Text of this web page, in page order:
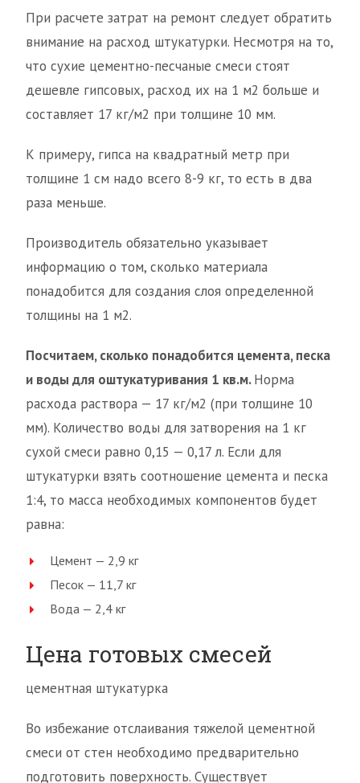
При расчете затрат на ремонт следует обратить
внимание на расход штукатурки. Несмотря на то,
что сухие цементно-песчаные смеси стоят
дешевле гипсовых, расход их на 1 м2 больше и
составляет 17 кг/м2 при толщине 10 мм.
К примеру, гипса на квадратный метр при
толщине 1 см надо всего 8-9 кг, то есть в два
раза меньше.
Производитель обязательно указывает
информацию о том, сколько материала
понадобится для создания слоя определенной
толщины на 1 м2.
Посчитаем, сколько понадобится цемента, песка
и воды для оштукатуривания 1 кв.м.Норма
расхода раствора — 17 кг/м2 (при толщине 10
мм). Количество воды для затворения на 1 кг
сухой смеси равно 0,15 — 0,17 л. Если для
штукатурки взять соотношение цемента и песка
1:4, то масса необходимых компонентов будет
равна:
Цемент — 2,9 кг
Песок — 11,7 кг
Вода — 2,4 кг
Цена готовых смесей
цементная штукатурка
Во избежание отслаивания тяжелой цементной
смеси от стен необходимо предварительно
подготовить поверхность. Существует